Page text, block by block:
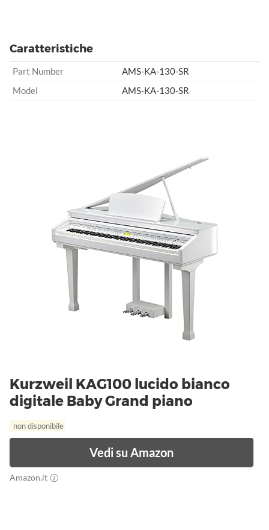
Caratteristiche
Part Number
AMS-KA-130-SR
Model
AMS-KA-130-SR
Kurzweil KAG100 lucido bianco
digitale Baby Grand piano
non disponibile
Vedi su Amazon
Amazon.it